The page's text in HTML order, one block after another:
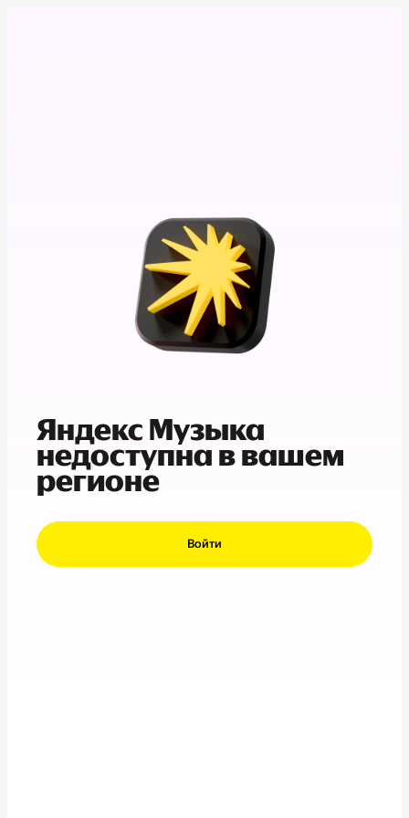
Яндекс Музыка
недоступна в вашем
регионе
Войти